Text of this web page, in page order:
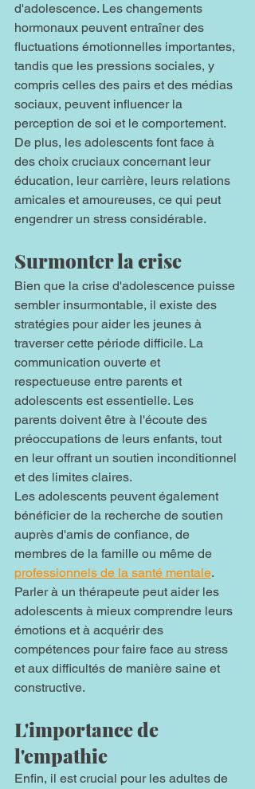
d'adolescence. Les changements
hormonaux peuvent entraîner des
fluctuations émotionnelles importantes,
tandis que les pressions sociales, y
compris celles des pairs et des médias
sociaux, peuvent influencer la
perception de soi et le comportement.
De plus, les adolescents font face à
des choix cruciaux concernant leur
éducation, leur carrière, leurs relations
amicales et amoureuses, ce qui peut
engendrer un stress considérable.
Surmonter la crise
Bien que la crise d'adolescence puisse
sembler insurmontable, il existe des
stratégies pour aider les jeunes à
traverser cette période difficile. La
communication ouverte et
respectueuse entre parents et
adolescents est essentielle. Les
parents doivent être à l'écoute des
préoccupations de leurs enfants, tout
en leur offrant un soutien inconditionnel
et des limites claires.
Les adolescents peuvent également
bénéficier de la recherche de soutien
auprès d'amis de confiance, de
membres de la famille ou même de
professionnels de la santé mentale.
Parler à un thérapeute peut aider les
adolescents à mieux comprendre leurs
émotions et à acquérir des
compétences pour faire face au stress
et aux difficultés de manière saine et
constructive.
L'importance de
l'empathie
Enfin, il est crucial pour les adultes de